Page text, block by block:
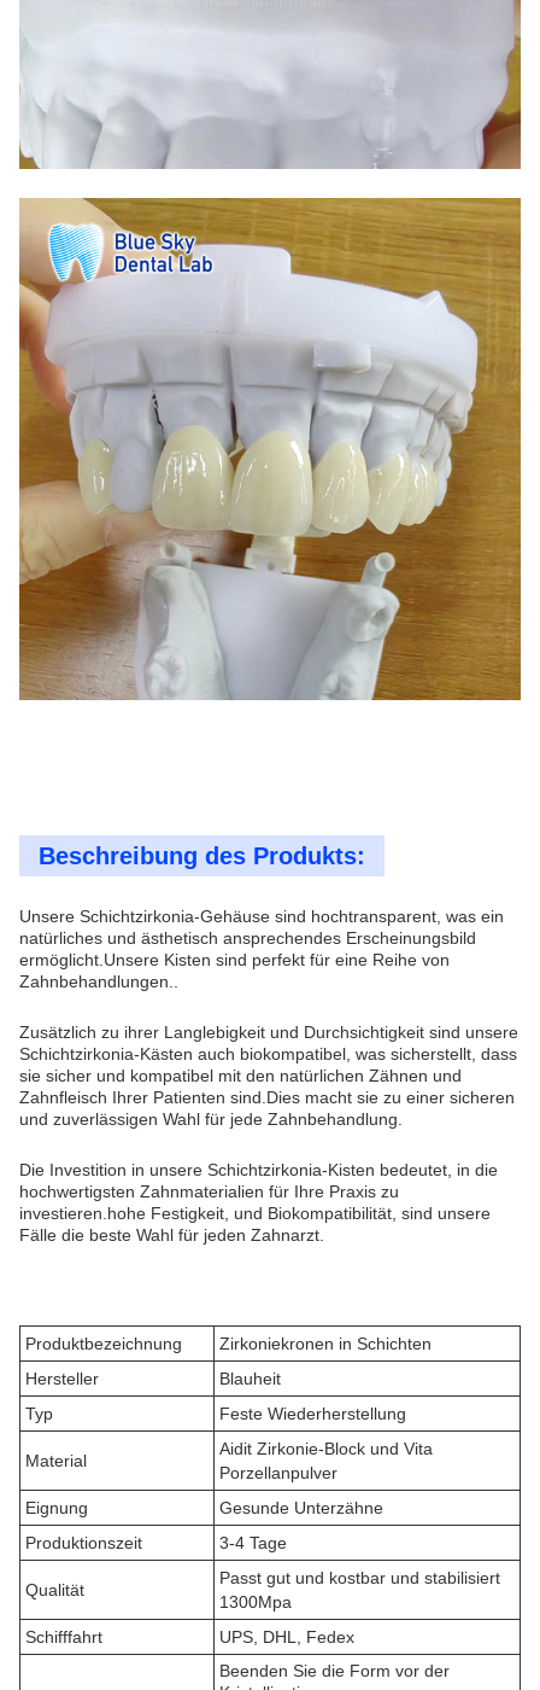
Beschreibung des Produkts:
Unsere Schichtzirkonia-Gehäuse sind hochtransparent, was ein
natürliches und ästhetisch ansprechendes Erscheinungsbild
ermöglicht.Unsere Kisten sind perfekt für eine Reihe von
Zahnbehandlungen..
Zusätzlich zu ihrer Langlebigkeit und Durchsichtigkeit sind unsere
Schichtzirkonia-Kästen auch biokompatibel, was sicherstellt, dass
sie sicher und kompatibel mit den natürlichen Zähnen und
Zahnfleisch Ihrer Patienten sind.Dies macht sie zu einer sicheren
und zuverlässigen Wahl für jede Zahnbehandlung.
Die Investition in unsere Schichtzirkonia-Kisten bedeutet, in die
hochwertigsten Zahnmaterialien für Ihre Praxis zu
investieren.hohe Festigkeit, und Biokompatibilität, sind unsere
Fälle die beste Wahl für jeden Zahnarzt.
Produktbezeichnung
Zirkoniekronen in Schichten
Hersteller
Blauheit
Typ
Feste Wiederherstellung
Material
Aidit Zirkonie-Block und Vita
Porzellanpulver
Eignung
Gesunde Unterzähne
Produktionszeit
3-4 Tage
Qualität
Passt gut und kostbar und stabilisiert
1300Mpa
Schifffahrt
UPS, DHL, Fedex
Beenden Sie die Form vor der